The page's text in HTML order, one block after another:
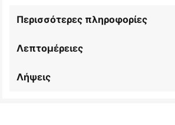
Λεπτομέρειες
Περισσότερες πληροφορίες
Λήψεις